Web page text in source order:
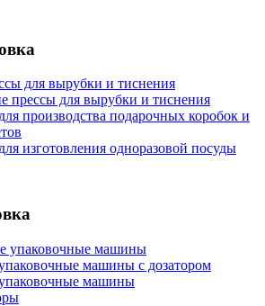
для вырубки и тиснения
прессы для вырубки и тиснения
производства подарочных коробок и
изготовления одноразовой посуды
упаковочные машины
машины с дозатором
машины